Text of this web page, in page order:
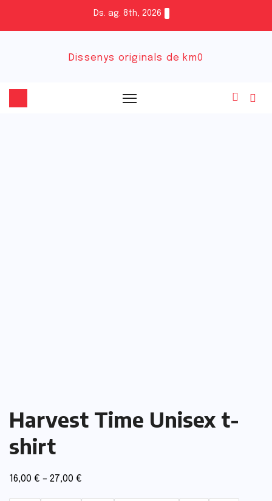
Ds. ag. 8th, 2026
Dissenys originals de km0
Harvest Time Unisex t-
shirt
16,00 € – 27,00 €